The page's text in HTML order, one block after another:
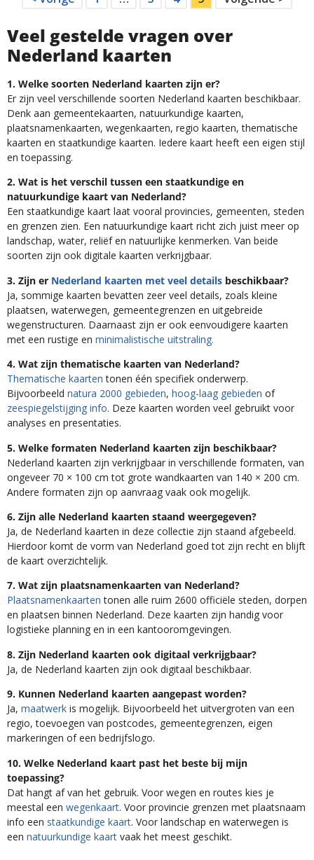
Veel gestelde vragen over
Nederland kaarten
1. Welke soorten Nederland kaarten zijn er?
Er zijn veel verschillende soorten Nederland kaarten beschikbaar.
Denk aan gemeentekaarten, natuurkundige kaarten,
plaatsnamenkaarten, wegenkaarten, regio kaarten, thematische
kaarten en staatkundige kaarten. Iedere kaart heeft een eigen stijl
en toepassing.
2. Wat is het verschil tussen een staatkundige en
natuurkundige kaart van Nederland?
Een staatkundige kaart laat vooral provincies, gemeenten, steden
en grenzen zien. Een natuurkundige kaart richt zich juist meer op
landschap, water, reliëf en natuurlijke kenmerken. Van beide
soorten zijn ook digitale kaarten verkrijgbaar.
3. Zijn er Nederland kaarten met veel details beschikbaar?
Ja, sommige kaarten bevatten zeer veel details, zoals kleine
plaatsen, waterwegen, gemeentegrenzen en uitgebreide
wegenstructuren. Daarnaast zijn er ook eenvoudigere kaarten
met een rustige en minimalistische uitstraling.
4. Wat zijn thematische kaarten van Nederland?
Thematische kaarten tonen één specifiek onderwerp.
Bijvoorbeeld natura 2000 gebieden, hoog-laag gebieden of
zeespiegelstijging info. Deze kaarten worden veel gebruikt voor
analyses en presentaties.
5. Welke formaten Nederland kaarten zijn beschikbaar?
Nederland kaarten zijn verkrijgbaar in verschillende formaten, van
ongeveer 70 × 100 cm tot grote wandkaarten van 140 × 200 cm.
Andere formaten zijn op aanvraag vaak ook mogelijk.
6. Zijn alle Nederland kaarten staand weergegeven?
Ja, de Nederland kaarten in deze collectie zijn staand afgebeeld.
Hierdoor komt de vorm van Nederland goed tot zijn recht en blijft
de kaart overzichtelijk.
7. Wat zijn plaatsnamenkaarten van Nederland?
Plaatsnamenkaarten tonen alle ruim 2600 officiële steden, dorpen
en plaatsen binnen Nederland. Deze kaarten zijn handig voor
logistieke planning en in een kantooromgevingen.
8. Zijn Nederland kaarten ook digitaal verkrijgbaar?
Ja, de Nederland kaarten zijn ook digitaal beschikbaar.
9. Kunnen Nederland kaarten aangepast worden?
Ja, maatwerk is mogelijk. Bijvoorbeeld het uitvergroten van een
regio, toevoegen van postcodes, gemeentegrenzen, eigen
markeringen of een bedrijfslogo.
10. Welke Nederland kaart past het beste bij mijn
toepassing?
Dat hangt af van het gebruik. Voor wegen en routes kies je
meestal een wegenkaart. Voor provincie grenzen met plaatsnaam
info een staatkundige kaart. Voor landschap en waterwegen is
een natuurkundige kaart vaak het meest geschikt.